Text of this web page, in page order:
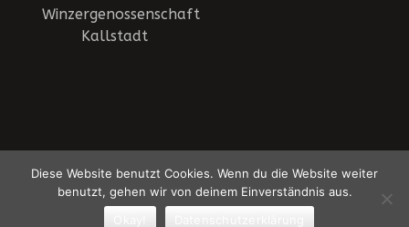
Winzergenossenschaft
Kallstadt
Dudenhofen-Schifferstadt
Datenschutzerklärung
Ein Theme von
Diese Website benutzt Cookies. Wenn du die Website weiter
benutzt, gehen wir von deinem Einverständnis aus.